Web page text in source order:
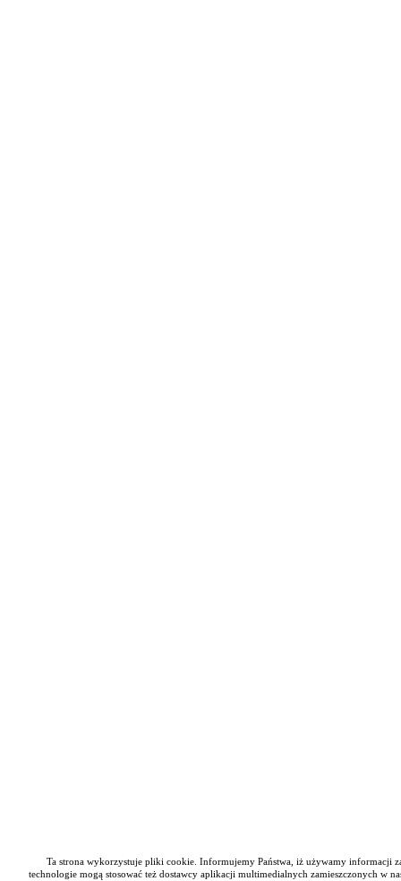
Ta strona wykorzystuje pliki cookie. Informujemy Państwa, iż używamy informacji
technologie mogą stosować też dostawcy aplikacji multimedialnych zamieszczonych w